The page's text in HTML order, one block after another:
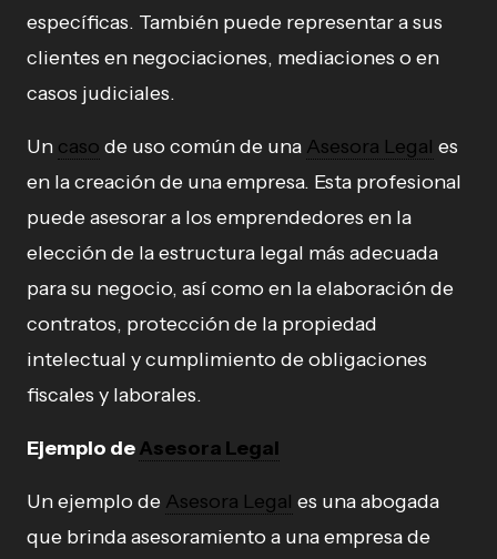
específicas. También puede representar a sus
clientes en negociaciones, mediaciones o en
casos judiciales.
Un caso de uso común de una Asesora Legal es
en la creación de una empresa. Esta profesional
puede asesorar a los emprendedores en la
elección de la estructura legal más adecuada
para su negocio, así como en la elaboración de
contratos, protección de la propiedad
intelectual y cumplimiento de obligaciones
fiscales y laborales.
Ejemplo deAsesora Legal
Un ejemplo de Asesora Legal es una abogada
que brinda asesoramiento a una empresa de